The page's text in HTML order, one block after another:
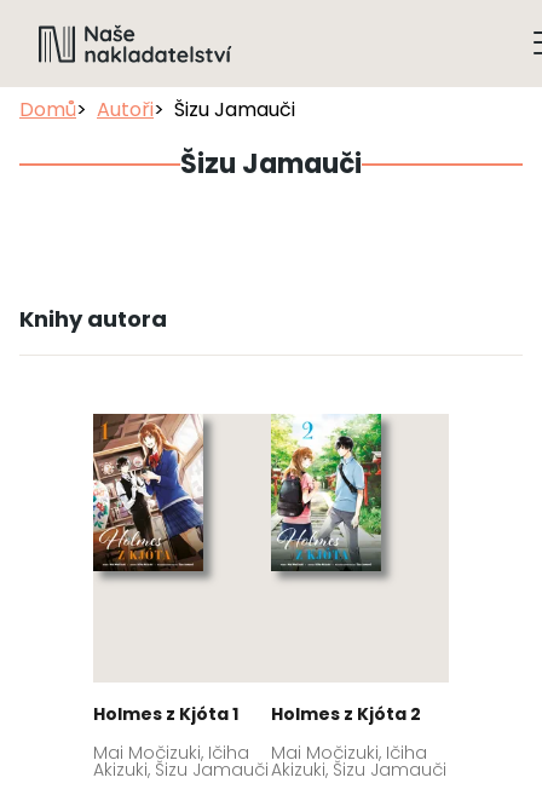
Domů Autoři Šizu Jamauči
Šizu Jamauči
Knihy autora
Holmes z Kjóta 1
Mai Močizuki, Ičiha
Akizuki, Šizu Jamauči
Holmes z Kjóta 2
Mai Močizuki, Ičiha
Akizuki, Šizu Jamauči